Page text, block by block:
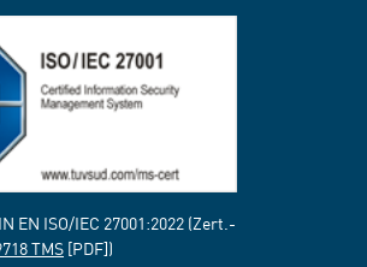
EN ISO/IEC 27001:2022 (Zert.-
TMS[PDF])